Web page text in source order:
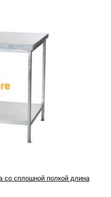
со сплошной полкой длина